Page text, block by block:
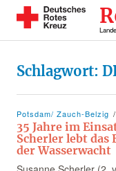
Schlagwort:
Potsdam/ Zauch-Belzig
35 Jahre im
Scherler lebt das
der Wasserwacht